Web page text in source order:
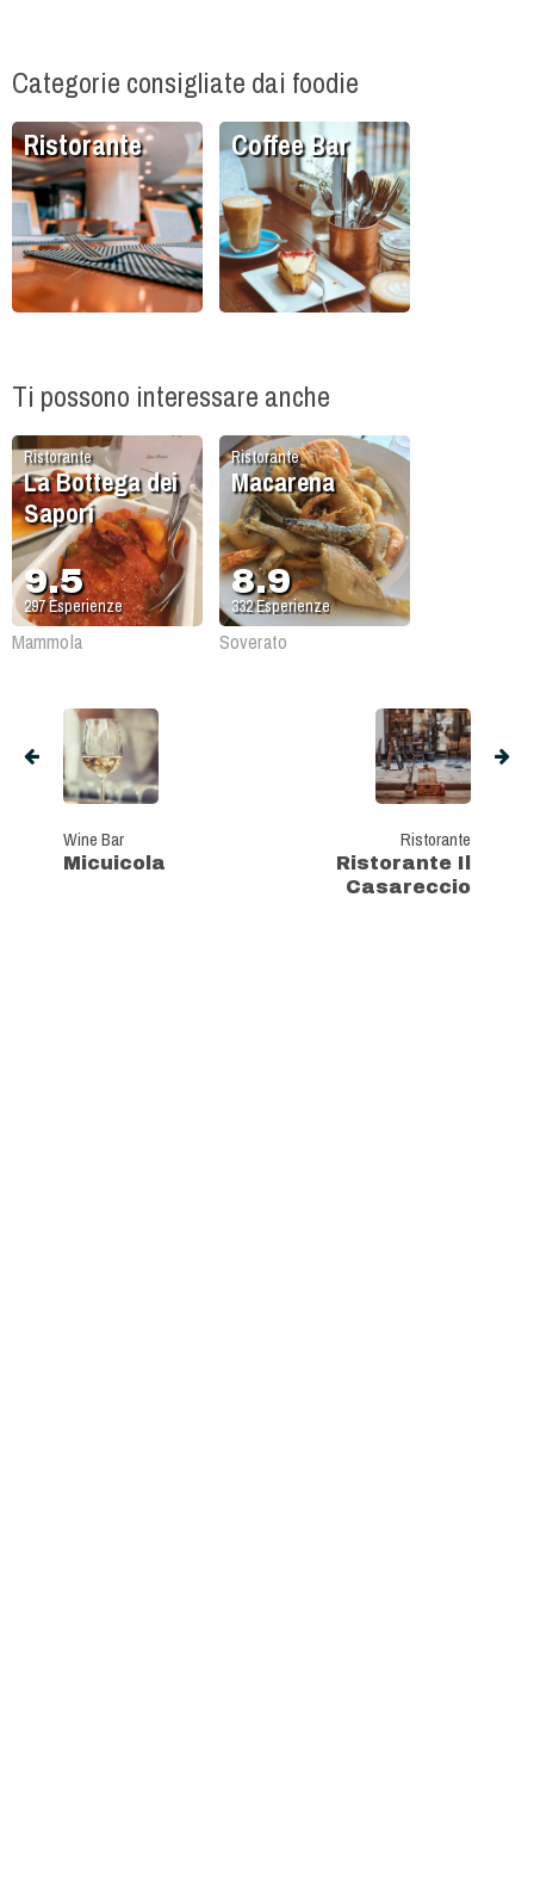
Categorie consigliate dai foodie
Ristorante Coffee Bar
Ti possono interessare anche
Ristorante
La Bottega dei
Sapori
9.5
297Esperienze
Mammola
Ristorante
Macarena
8.9
332Esperienze
Soverato
Wine Bar
Micuicola
Ristorante
Ristorante Il
Casareccio